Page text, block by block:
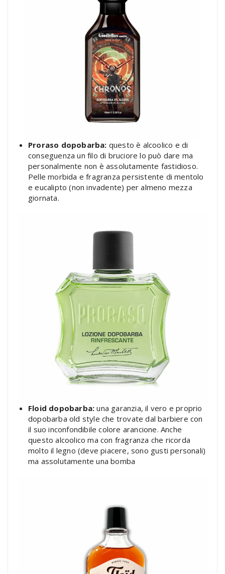
Proraso dopobarba: questo è alcoolico e di
conseguenza un filo di bruciore lo può dare ma
personalmente non è assolutamente fastidioso.
Pelle morbida e fragranza persistente di mentolo
e eucalipto (non invadente) per almeno mezza
giornata.
Floid dopobarba: una garanzia, il vero e proprio
dopobarba old style che trovate dal barbiere con
il suo inconfondibile colore arancione. Anche
questo alcoolico ma con fragranza che ricorda
molto il legno (deve piacere, sono gusti personali)
ma assolutamente una bomba